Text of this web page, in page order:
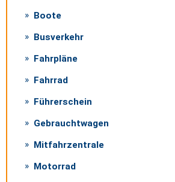
Boote
Busverkehr
Fahrpläne
Fahrrad
Führerschein
Gebrauchtwagen
Mitfahrzentrale
Motorrad